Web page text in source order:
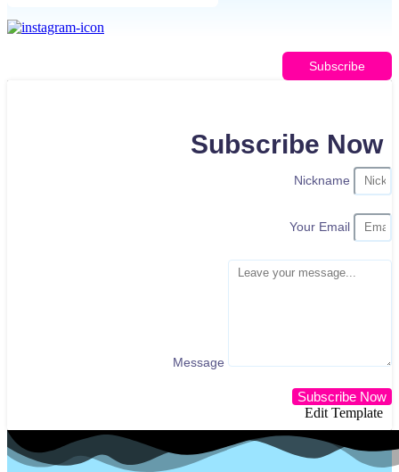
Subscribe
Subscribe Now
Nickname
Your Email
Message
Subscribe Now
Edit Template